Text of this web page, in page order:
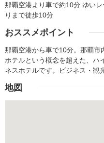
那覇空港より車で約10分 ゆい
りまで徒歩10分
おススメポイント
那覇空港から車で10分。那覇市
ホテルという概念を超えた、ハ
ネスホテルです。ビジネス・観
地図